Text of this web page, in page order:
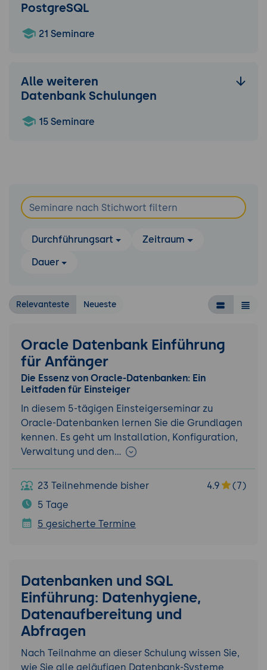
PostgreSQL
21 Seminare
Alle weiteren
Datenbank Schulungen
15 Seminare
Durchführungsart
Zeitraum
Dauer
Relevanteste Neueste
Oracle Datenbank Einführung
für Anfänger
Die Essenz von Oracle-Datenbanken: Ein
Leitfaden für Einsteiger
In diesem 5-tägigen Einsteigerseminar zu
Oracle-Datenbanken lernen Sie die Grundlagen
kennen. Es geht um Installation, Konfiguration,
Verwaltung und den…
23 Teilnehmende bisher 4.9
(7)
5 Tage
5 gesicherte Termine
Datenbanken und SQL
Einführung: Datenhygiene,
Datenaufbereitung und
Abfragen
Nach Teilnahme an dieser Schulung wissen Sie,
wie Sie alle geläufigen Datenbank-Systeme